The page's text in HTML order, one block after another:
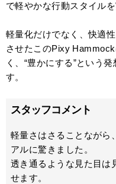
で軽やかな行動スタイルを
軽量化だけでなく、快適
させたこのPixy
く、“豊かにする”という
す。
スタッフコメント
軽量さはさることながら
アルに驚きました。
透き通るような見た目は
せます。